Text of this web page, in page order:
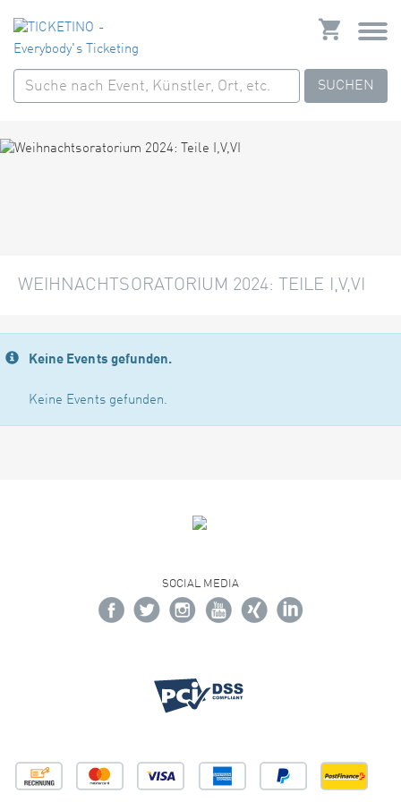
SUCHEN
WEIHNACHTSORATORIUM 2024: TEILE I,V,VI
Keine Events gefunden.
Keine Events gefunden.
SOCIAL MEDIA